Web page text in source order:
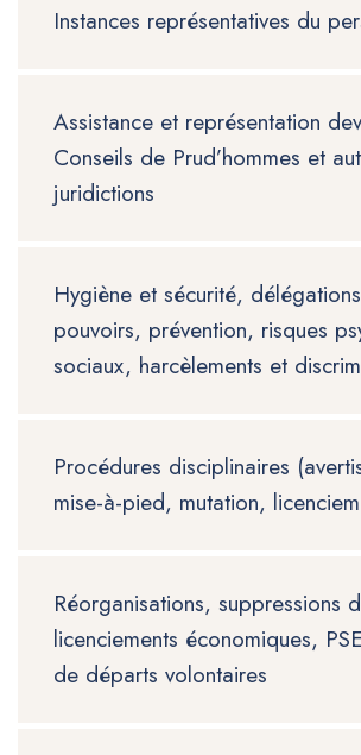
Instances représentatives du
Assistance et représentation
Conseils de Prud’hommes et
juridictions
Hygiène et sécurité,
pouvoirs, prévention, risques
sociaux, harcèlements et
Procédures disciplinaires
mise-à-pied, mutation,
Réorganisations, suppressions
licenciements économiques,
de départs volontaires